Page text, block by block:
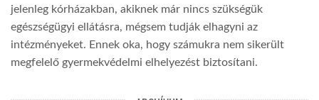
jelenleg kórházakban, akiknek már nincs szükségük
egészségügyi ellátásra, mégsem tudják elhagyni az
intézményeket. Ennek oka, hogy számukra nem sikerült
megfelelő gyermekvédelmi elhelyezést biztosítani.